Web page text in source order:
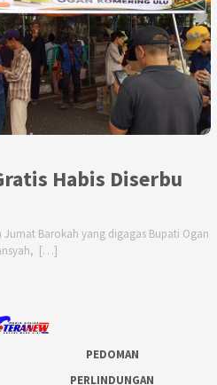
Habis Diserbu
Jumat Barokah yang digagas Bupati Ogan
[…]
PEDOMAN
PERLINDUNGAN